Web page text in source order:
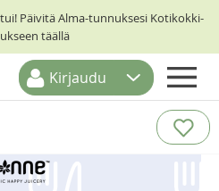
Päivitä Alma-tunnuksesi Kotikokki-
täällä
Kirjaudu